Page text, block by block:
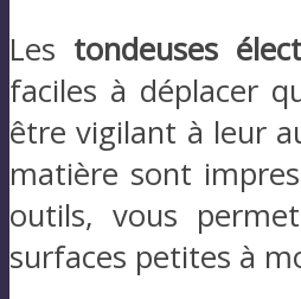
Les tondeuses
faciles à déplacer
être vigilant à leur
matière sont
outils, vous
surfaces petites à